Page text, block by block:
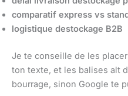
comparatif express vs
logistique destockage B2B
Je te conseille de les
ton texte, et les balises alt
bourrage, sinon Google te